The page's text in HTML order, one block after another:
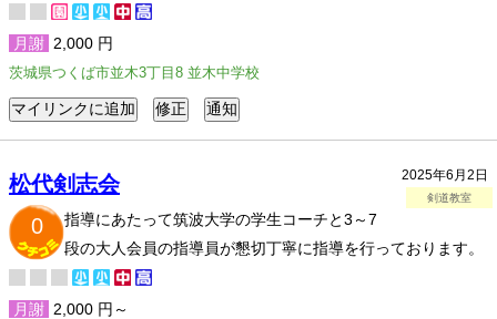
月謝 2,000 円
茨城県つくば市並木3丁目8 並木中学校
2025年6月2日
剣道教室
松代剣志会
0
指導にあたって筑波大学の学生コーチと3～7
段の大人会員の指導員が懇切丁寧に指導を行っております。
月謝 2,000 円～